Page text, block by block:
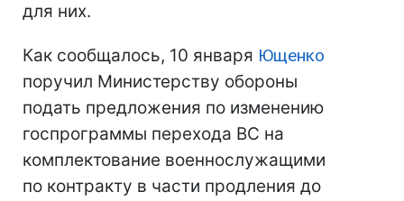
для них.
Как сообщалось, 10 января Ющенко
поручил Министерству обороны
подать предложения по изменению
госпрограммы перехода ВС на
комплектование военнослужащими
по контракту в части продления до